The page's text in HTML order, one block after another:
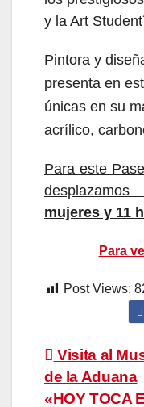
y la Art
Pintora y
presenta en
únicas en su
acrílico,
Para este
mujeres y 11
Para
Post Views:
de
Visita al
de la Aduana
«HOY TOCA